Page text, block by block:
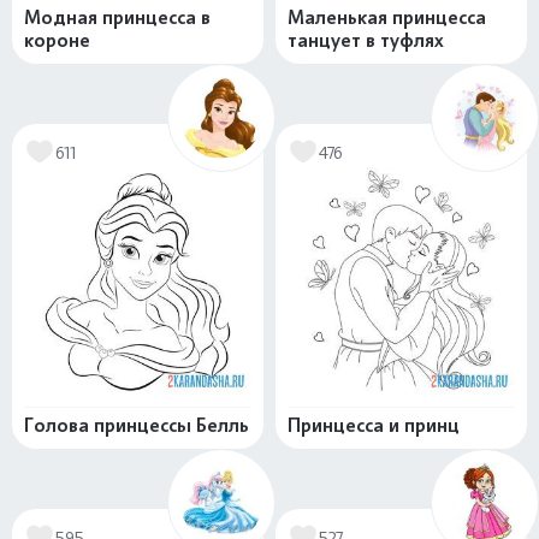
Модная принцесса в
короне
Маленькая принцесса
танцует в туфлях
611
Голова принцессы Белль
476
Принцесса и принц